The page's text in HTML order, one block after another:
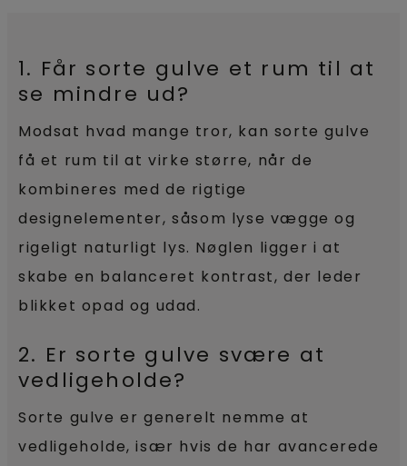
1. Får sorte gulve et rum til at
se mindre ud?
Modsat hvad mange tror, kan sorte gulve
få et rum til at virke større, når de
kombineres med de rigtige
designelementer, såsom lyse vægge og
rigeligt naturligt lys. Nøglen ligger i at
skabe en balanceret kontrast, der leder
blikket opad og udad.
2. Er sorte gulve svære at
vedligeholde?
Sorte gulve er generelt nemme at
vedligeholde, især hvis de har avancerede